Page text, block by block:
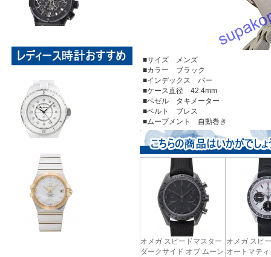
■サイズ メンズ
■カラー ブラック
■インデックス バー
■ケース直径 42.4mm
■ベゼル タキメーター
■ベルト ブレス
■ムーブメント 自動巻き
オメガ スピードマスター
ダークサイド オブ ムーン
オメガ スピ
オートマテ